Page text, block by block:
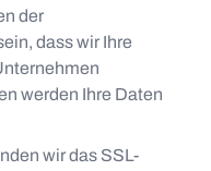
der
dass wir Ihre
werden Ihre Daten
wir das SSL-